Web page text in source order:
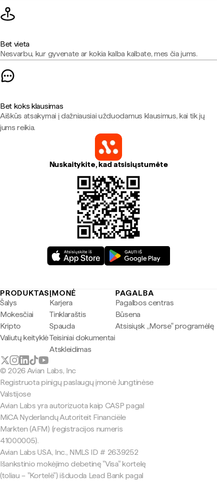
Bet vieta
Nesvarbu, kur gyvenate ar kokia kalba kalbate, mes čia jums.
Bet koks klausimas
Aiškūs atsakymai į dažniausiai užduodamus klausimus, kai tik jų
jums reikia.
Nuskaitykite, kad atsisiųstumėte
PRODUKTAS
Šalys
Mokesčiai
Kripto
Valiutų keityklė
ĮMONĖ
Karjera
Tinklaraštis
Spauda
Teisiniai dokumentai
Atskleidimas
PAGALBA
Pagalbos centras
Būsena
Atsisiųsk „Morse" programėlę
© 2026 Avian Labs, Inc
Registruota pinigų paslaugų įmonė Jungtinėse
Valstijose
Avian Labs yra autorizuota kaip CASP pagal
MiCA Nyderlandų Autoriteit Financiële
Markten (AFM) (registracijos numeris
41000005).
Avian Labs USA, Inc., NMLS ID # 2639252
Išankstinio mokėjimo debetinę "Visa" kortelę
(toliau – "Kortelė") išduoda Lead Bank pagal